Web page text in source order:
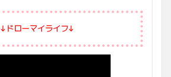
↓ドローマイライフ↓